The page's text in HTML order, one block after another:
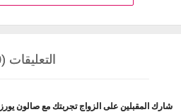
التعليقات (0)
شارك المقبلين على الزواج تجربتك مع صالون يورز